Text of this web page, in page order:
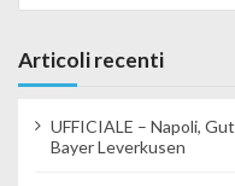
Articoli recenti
UFFICIALE – Napoli,
Bayer Leverkusen